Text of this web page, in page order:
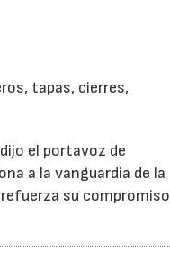
tapas, cierres,
el portavoz de
a la vanguardia de la
su compromiso